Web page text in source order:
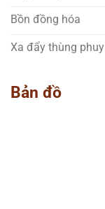
Bồn đồng hóa
Xa đẩy thùng phuy
Bản đồ